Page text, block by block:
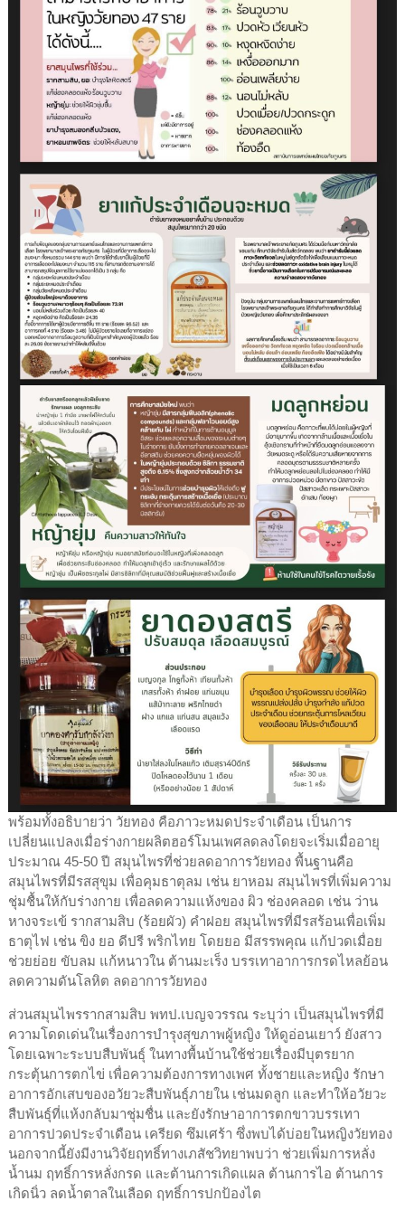
พร้อมทั้งอธิบายว่า วัยทอง คือภาวะหมดประจำเดือน เป็นการ
เปลี่ยนแปลงเมื่อร่างกายผลิตฮอร์โมนเพศลดลงโดยจะเริ่มเมื่ออายุ
ประมาณ 45-50 ปี สมุนไพรที่ช่วยลดอาการวัยทอง พื้นฐานคือ
สมุนไพรที่มีรสสุขุม เพื่อคุมธาตุลม เช่น ยาหอม สมุนไพรที่เพิ่มความ
ชุ่มชื้นให้กับร่างกาย เพื่อลดความแห้งของ ผิว ช่องคลอด เช่น ว่าน
หางจระเข้ รากสามสิบ (ร้อยผัว) คำฝอย สมุนไพรที่มีรสร้อนเพื่อเพิ่ม
ธาตุไฟ เช่น ขิง ยอ ดีปรี พริกไทย โดยยอ มีสรรพคุณ แก้ปวดเมื่อย
ช่วยย่อย ขับลม แก้หนาวใน ต้านมะเร็ง บรรเทาอาการกรดไหลย้อน
ลดความดันโลหิต ลดอาการวัยทอง
ส่วนสมุนไพรรากสามสิบ พทป.เบญจวรรณ ระบุว่า เป็นสมุนไพรที่มี
ความโดดเด่นในเรื่องการบำรุงสุขภาพผู้หญิง ให้ดูอ่อนเยาว์ ยังสาว
โดยเฉพาะระบบสืบพันธุ์ ในทางพื้นบ้านใช้ช่วยเรื่องมีบุตรยาก
กระตุ้นการตกไข่ เพื่อความต้องการทางเพศ ทั้งชายและหญิง รักษา
อาการอักเสบของอวัยวะสืบพันธุ์ภายใน เช่นมดลูก และทำให้อวัยวะ
สืบพันธุ์ที่แห้งกลับมาชุ่มชื่น และยังรักษาอาการตกขาวบรรเทา
อาการปวดประจำเดือน เครียด ซึมเศร้า ซึ่งพบได้บ่อยในหญิงวัยทอง
นอกจากนี้ยังมีงานวิจัยฤทธิ์ทางเภสัชวิทยาพบว่า ช่วยเพิ่มการหลั่ง
น้ำนม ฤทธิ์การหลั่งกรด และต้านการเกิดแผล ต้านการไอ ต้านการ
เกิดนิ่ว ลดน้ำตาลในเลือด ฤทธิ์การปกป้องไต